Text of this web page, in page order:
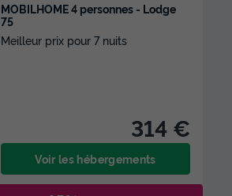
MOBILHOME 4 personnes - Lodge
75
Meilleur prix pour 7 nuits
314 €
Voir les hébergements